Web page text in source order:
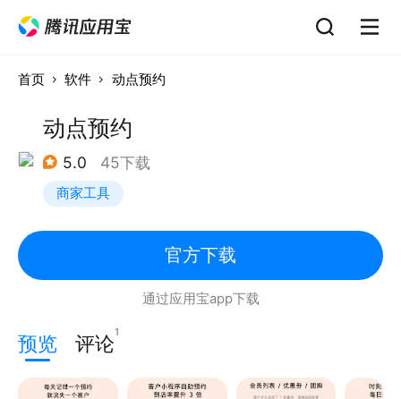
首页 软件 动点预约
动点预约
5.0 45下载
商家工具
官方下载
通过应用宝app下载
预览 评论1